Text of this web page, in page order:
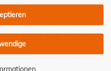
19% MwSt. zzgl.Versand